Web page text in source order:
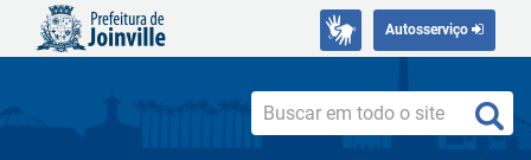
Autosserviço